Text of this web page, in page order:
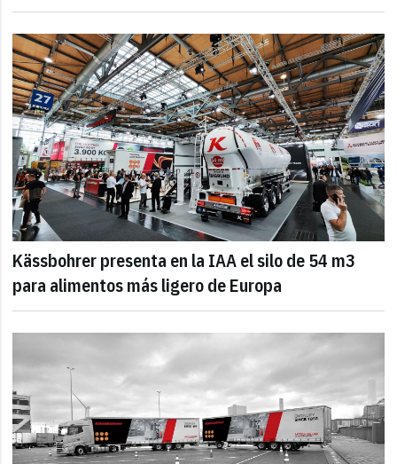
Kässbohrer presenta en la IAA el silo de 54 m3
para alimentos más ligero de Europa